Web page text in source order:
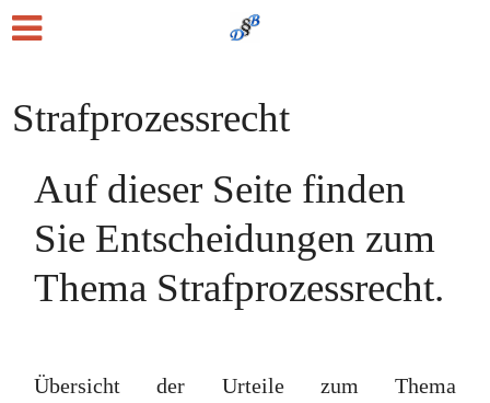
Strafprozessrecht
Auf dieser Seite finden
Sie Entscheidungen zum
Thema Strafprozessrecht.
Übersicht der Urteile zum Thema